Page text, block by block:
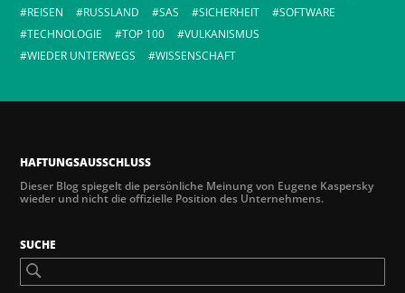
REISEN
RUSSLAND SAS SICHERHEIT
SOFTWARE
TECHNOLOGIE
TOP 100
VULKANISMUS
WIEDER UNTERWEGS
WISSENSCHAFT
HAFTUNGSAUSSCHLUSS
Dieser Blog spiegelt die persönliche Meinung von Eugene Kaspersky
wieder und nicht die offizielle Position des Unternehmens.
SUCHE